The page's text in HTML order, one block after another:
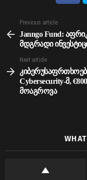
more
Previous article
Janngo Fund:
მდგრადი
Next article
Cybersecurity-მ,
მოაგროვა